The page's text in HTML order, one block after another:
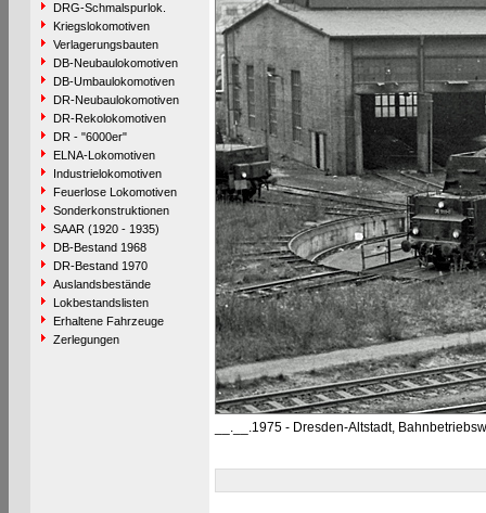
DRG-Schmalspurlok.
Kriegslokomotiven
Verlagerungsbauten
DB-Neubaulokomotiven
DB-Umbaulokomotiven
DR-Neubaulokomotiven
DR-Rekolokomotiven
DR - "6000er"
ELNA-Lokomotiven
Industrielokomotiven
Feuerlose Lokomotiven
Sonderkonstruktionen
SAAR (1920 - 1935)
DB-Bestand 1968
DR-Bestand 1970
Auslandsbestände
Lokbestandslisten
Erhaltene Fahrzeuge
Zerlegungen
__.__.1975 - Dresden-Altstadt,